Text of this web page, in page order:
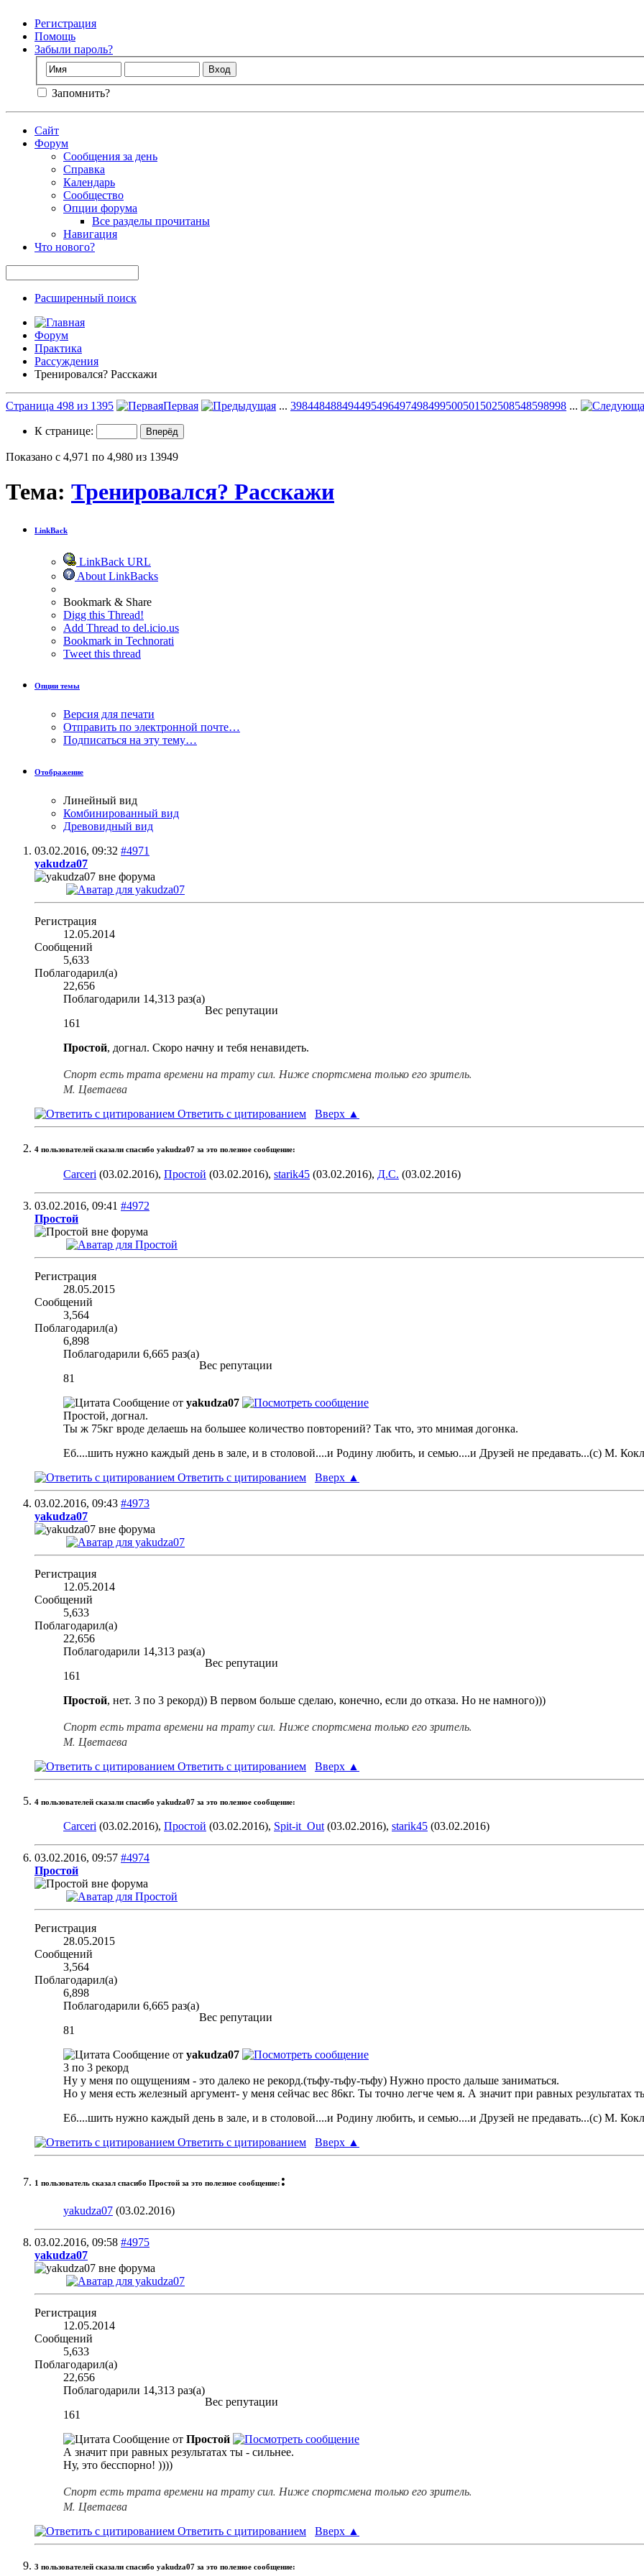
Регистрация
Помощь
Забыли пароль?
Запомнить?
Сайт
Форум
Сообщения за день
Справка
Календарь
Сообщество
Опции форума
Все разделы прочитаны
Навигация
Что нового?
Расширенный поиск
Форум
Практика
Рассуждения
Тренировался? Расскажи
Страница 498 из 1395 Первая ... 398448488494495496497498499500501 502508548598998 ...
К странице:
Показано с 4,971 по 4,980 из 13949
Тема: Тренировался? Расскажи
LinkBack
LinkBack URL
About LinkBacks
Bookmark & Share
Digg this Thread!
Add Thread to del.icio.us
Bookmark in Technorati
Tweet this thread
Опции темы
Версия для печати
Отправить по электронной почте…
Подписаться на эту тему…
Отображение
Линейный вид
Комбинированный вид
Древовидный вид
03.02.2016, 09:32 #4971
yakudza07
Регистрация
12.05.2014
Сообщений
5,633
Поблагодарил(а)
22,656
Поблагодарили 14,313 раз(а)
Вес репутации
161
Простой, догнал. Скоро начну и тебя ненавидеть.
Спорт есть трата времени на трату сил. Ниже спортсмена только его зритель.
М. Цветаева
Ответить с цитированием Вверх ▲
4 пользователей сказали cпасибо yakudza07 за это полезное сообщение:
Carceri (03.02.2016), Простой (03.02.2016), starik45 (03.02.2016), Д.С. (03.02.2016)
03.02.2016, 09:41 #4972
Простой
Регистрация
28.05.2015
Сообщений
3,564
Поблагодарил(а)
6,898
Поблагодарили 6,665 раз(а)
Вес репутации
81
Сообщение от yakudza07
Простой, догнал.
Ты ж 75кг вроде делаешь на большее количество повторений? Так что, это мнимая догонка.
Еб....шить нужно каждый день в зале, и в столовой....и Родину любить, и семью....и Друзей не предавать...(с) М.
Ответить с цитированием
Вверх ▲
03.02.2016, 09:43 #4973
yakudza07
Регистрация
12.05.2014
Сообщений
5,633
Поблагодарил(а)
22,656
Поблагодарили 14,313 раз(а)
Вес репутации
161
Простой, нет. 3 по 3 рекорд)) В первом больше сделаю, конечно, если до отказа. Но не намного)))
Спорт есть трата времени на трату сил. Ниже спортсмена только его зритель.
М. Цветаева
Ответить с цитированием Вверх ▲
4 пользователей сказали cпасибо yakudza07 за это полезное сообщение:
Carceri (03.02.2016), Простой (03.02.2016), Spit-it_Out(03.02.2016), starik45 (03.02.2016)
03.02.2016, 09:57 #4974
Простой
Регистрация
28.05.2015
Сообщений
3,564
Поблагодарил(а)
6,898
Поблагодарили 6,665 раз(а)
Вес репутации
81
Сообщение от yakudza07
3 по 3 рекорд
Ну у меня по ощущениям - это далеко не рекорд.(тьфу-тьфу-тьфу) Нужно просто дальше заниматься.
Но у меня есть железный аргумент- у меня сейчас вес 86кг. Ты точно легче чем я. А значит при равных результатах
Еб....шить нужно каждый день в зале, и в столовой....и Родину любить, и семью....и Друзей не предавать...(с) М.
Ответить с цитированием
Вверх ▲
1 пользователь сказал cпасибо Простой за это полезное сообщение: :
yakudza07 (03.02.2016)
03.02.2016, 09:58 #4975
yakudza07
Регистрация
12.05.2014
Сообщений
5,633
Поблагодарил(а)
22,656
Поблагодарили 14,313 раз(а)
Вес репутации
161
Сообщение от Простой
А значит при равных результатах ты - сильнее.
Ну, это бесспорно! ))))
Спорт есть трата времени на трату сил. Ниже спортсмена только его зритель.
М. Цветаева
Ответить с цитированием Вверх ▲
3 пользователей сказали cпасибо yakudza07 за это полезное сообщение: